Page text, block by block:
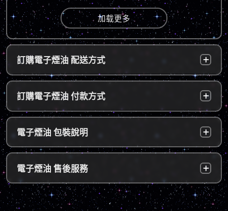
加载更多
訂購電子煙油 配送方式
台灣本島：
a. 黑貓宅配：訂單成立後，24小時內寄出，2
～5個工作天內可送達指定地址。
b. 7-11便利店：訂單成立後，24小時內寄出，
2～5個工作天內可送達指定便利店。（ 如遇休
延。遇異常出貨情況，將另外通知您）。
*提示1：線上支付成功並至便利店取貨者須核
對證件，取貨人必須是商品託運單上的收件
人，收件人請勿使用暱稱、假名以免無法順利
取貨。
訂購電子煙油 付款方式
貨到付款：
使用貨到付款方式只需於配達貨物時，將訂單
款項以新台幣現金的方式繳款，即可完成付
款。
超商付款：
訂單送達門市後，會寄送簡訊通知取貨，請至
超商告知門市人員您訂購時所填寫的聯絡電話
後三碼，並付款取貨。
電子煙油 包裝說明
隱密包裝：
由於台灣法律政策原因，包裝上不會註明內容
物，謝謝理解。
電子煙油 售後服務
退換貨原則 包裹拆封請全程錄影，已確保雙方權益。